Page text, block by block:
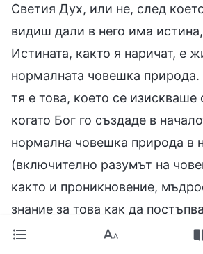
Светия Дух, или не, след
видиш дали в него има
Истината, както я наричат, е
нормалната човешка
тя е това, което се изискваше
когато Бог го създаде в
нормална човешка природа в
(включително разумът на
както и проникновение,
знание за това как да
означава, че трябва да видиш